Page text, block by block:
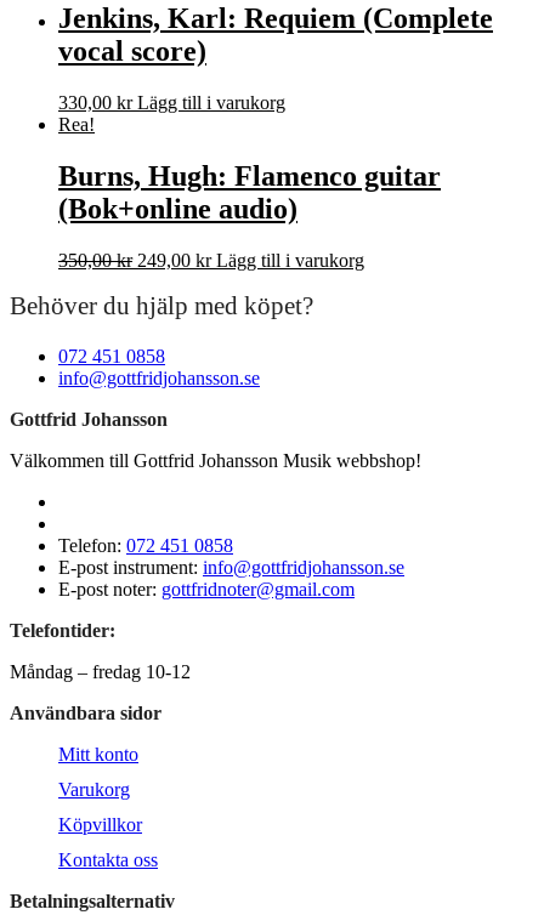
Jenkins, Karl: Requiem (Complete
vocal score)
330,00 kr Lägg till i varukorg
Rea!
Burns, Hugh: Flamenco guitar
(Bok+online audio)
350,00kr Det
priset
var:
350,00 kr.
249,00 krDet
priset
Lägg till i varukorg
Behöver du hjälp med köpet?
072 451 0858
info@gottfridjohansson.se
Gottfrid Johansson
Välkommen till Gottfrid Johansson Musik webbshop!
Telefon: 072 451 0858
E-post instrument: info@gottfridjohansson.se
E-post noter: gottfridnoter@gmail.com
Telefontider:
Måndag – fredag 10-12
Användbara sidor
Mitt konto
Varukorg
Köpvillkor
Kontakta oss
Betalningsalternativ